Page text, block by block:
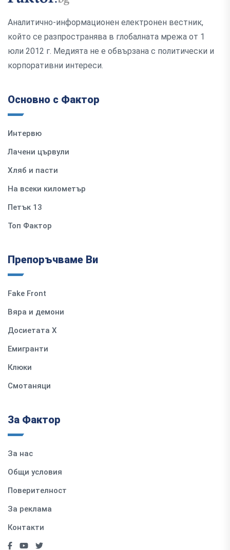
Аналитично-информационен електронен вестник,
който се разпространява в глобалната мрежа от 1
юли 2012 г. Медията не е обвързана с политически и
корпоративни интереси.
Основно с Фактор
Интервю
Лачени цървули
Хляб и пасти
На всеки километър
Петък 13
Топ Фактор
Препоръчваме Ви
Fake Front
Вяра и демони
Досиетата Х
Емигранти
Клюки
Смотаняци
За Фактор
За нас
Общи условия
Поверителност
За реклама
Контакти